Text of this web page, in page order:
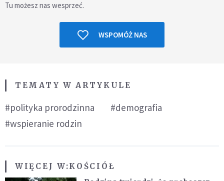
Tu możesz nas wesprzeć.
WSPOMÓŻ NAS
TEMATY W ARTYKULE
#polityka prorodzinna
#demografia
#wspieranie rodzin
WIĘCEJ W:KOŚCIÓŁ